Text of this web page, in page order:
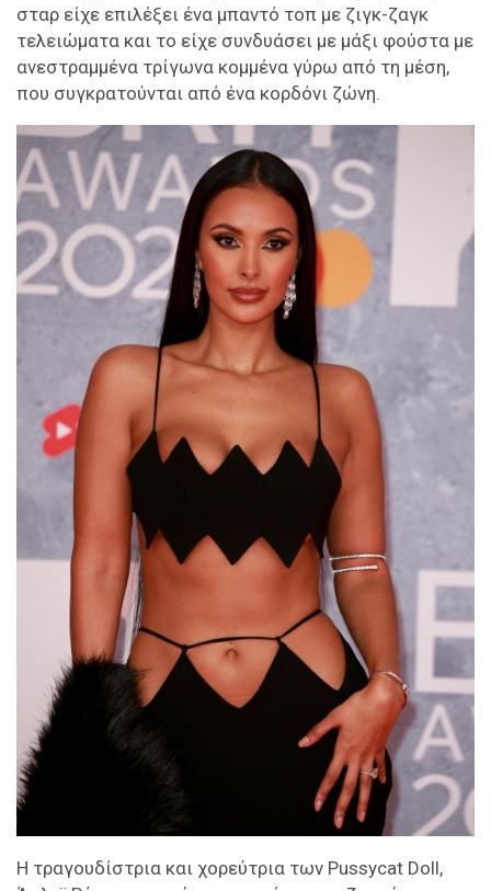
σταρ είχε επιλέξει ένα μπαντό τοπ με ζιγκ-ζαγκ
τελειώματα και το είχε συνδυάσει με μάξι φούστα με
ανεστραμμένα τρίγωνα κομμένα γύρω από τη μέση,
που συγκρατούνται από ένα κορδόνι ζώνη.
H τραγουδίστρια και χορεύτρια των Pussycat Doll,